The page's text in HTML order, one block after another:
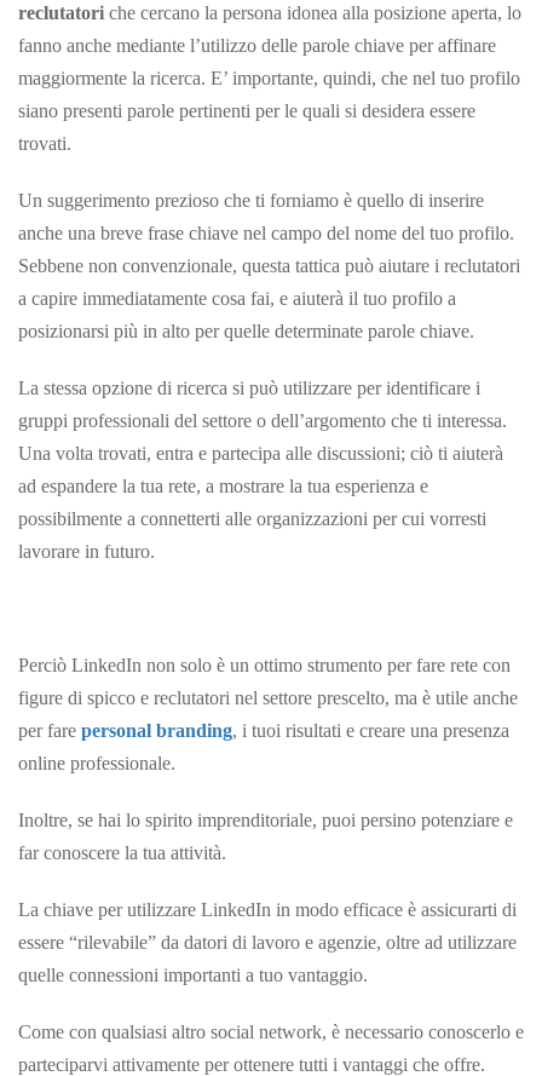
reclutatori che cercano la persona idonea alla posizione aperta, lo
fanno anche mediante l’utilizzo delle parole chiave per affinare
maggiormente la ricerca. E’ importante, quindi, che nel tuo profilo
siano presenti parole pertinenti per le quali si desidera essere
trovati.
Un suggerimento prezioso che ti forniamo è quello di inserire
anche una breve frase chiave nel campo del nome del tuo profilo.
Sebbene non convenzionale, questa tattica può aiutare i reclutatori
a capire immediatamente cosa fai, e aiuterà il tuo profilo a
posizionarsi più in alto per quelle determinate parole chiave.
La stessa opzione di ricerca si può utilizzare per identificare i
gruppi professionali del settore o dell’argomento che ti interessa.
Una volta trovati, entra e partecipa alle discussioni; ciò ti aiuterà
ad espandere la tua rete, a mostrare la tua esperienza e
possibilmente a connetterti alle organizzazioni per cui vorresti
lavorare in futuro.
Perciò LinkedIn non solo è un ottimo strumento per fare rete con
figure di spicco e reclutatori nel settore prescelto, ma è utile anche
per fare personal branding, i tuoi risultati e creare una presenza
online professionale.
Inoltre, se hai lo spirito imprenditoriale, puoi persino potenziare e
far conoscere la tua attività.
La chiave per utilizzare LinkedIn in modo efficace è assicurarti di
essere “rilevabile” da datori di lavoro e agenzie, oltre ad utilizzare
quelle connessioni importanti a tuo vantaggio.
Come con qualsiasi altro social network, è necessario conoscerlo e
parteciparvi attivamente per ottenere tutti i vantaggi che offre.